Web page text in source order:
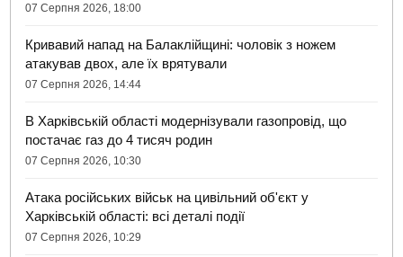
07 Серпня 2026, 18:00
Кривавий напад на Балаклійщині: чоловік з ножем
атакував двох, але їх врятували
07 Серпня 2026, 14:44
В Харківській області модернізували газопровід, що
постачає газ до 4 тисяч родин
07 Серпня 2026, 10:30
Атака російських військ на цивільний об'єкт у
Харківській області: всі деталі події
07 Серпня 2026, 10:29